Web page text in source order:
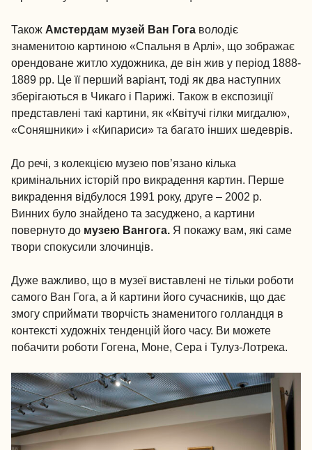
Також Амстердам музей Ван Гога володіє
знаменитою картиною «Спальня в Арлі», що зображає
орендоване житло художника, де він жив у період 1888-
1889 рр. Це її перший варіант, тоді як два наступних
зберігаються в Чикаго і Парижі. Також в експозиції
представлені такі картини, як «Квітучі гілки мигдалю»,
«Соняшники» і «Кипариси» та багато інших шедеврів.
До речі, з колекцією музею пов’язано кілька
кримінальних історій про викрадення картин. Перше
викрадення відбулося 1991 року, друге – 2002 р.
Винних було знайдено та засуджено, а картини
повернуто до музею Вангога. Я покажу вам, які саме
твори спокусили злочинців.
Дуже важливо, що в музеї виставлені не тільки роботи
самого Ван Гога, а й картини його сучасників, що дає
змогу сприймати творчість знаменитого голландця в
контексті художніх тенденцій його часу. Ви можете
побачити роботи Гогена, Моне, Сера і Тулуз-Лотрека.